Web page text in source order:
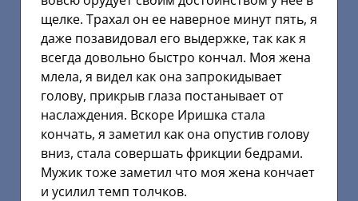
щелке. Трахал он ее наверное минут пять, я
даже позавидовал его выдержке, так как я
всегда довольно быстро кончал. Моя жена
млела, я видел как она запрокидывает
голову, прикрыв глаза постанывает от
наслаждения. Вскоре Иришка стала
кончать, я заметил как она опустив голову
вниз, стала совершать фрикции бедрами.
Мужик тоже заметил что моя жена кончает
и усилил темп толчков.